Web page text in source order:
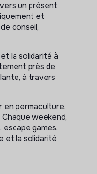
un présent
et
conseil,
la solidarité à
près de
à travers
en permaculture,
weekend,
escape games,
et la solidarité